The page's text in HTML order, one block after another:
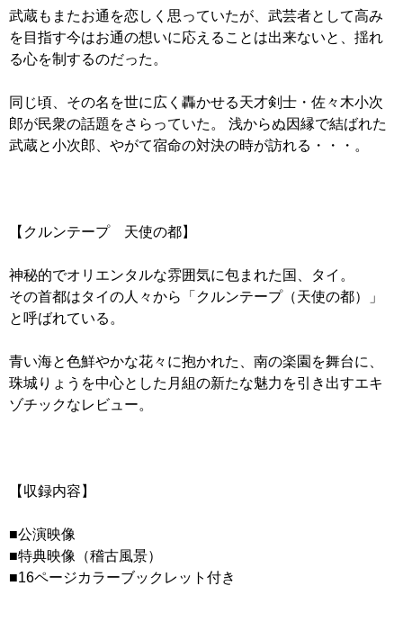
武蔵もまたお通を恋しく思っていたが、武芸者として高み
を目指す今はお通の想いに応えることは出来ないと、揺れ
る心を制するのだった。
同じ頃、その名を世に広く轟かせる天才剣士・佐々木小次
郎が民衆の話題をさらっていた。 浅からぬ因縁で結ばれた
武蔵と小次郎、やがて宿命の対決の時が訪れる・・・。
【クルンテープ 天使の都】
神秘的でオリエンタルな雰囲気に包まれた国、タイ。
その首都はタイの人々から「クルンテープ（天使の都）」
と呼ばれている。
青い海と色鮮やかな花々に抱かれた、南の楽園を舞台に、
珠城りょうを中心とした月組の新たな魅力を引き出すエキ
ゾチックなレビュー。
【収録内容】
■公演映像
■特典映像（稽古風景）
■16ページカラーブックレット付き